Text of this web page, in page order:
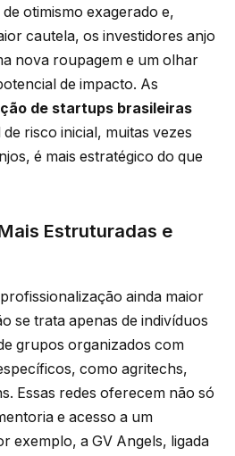
otimismo exagerado e,
cautela, os investidores anjo
nova roupagem e um olhar
de impacto. As
de startups brasileiras
risco inicial, muitas vezes
é mais estratégico do que
Estruturadas e
ainda maior
se trata apenas de indivíduos
grupos organizados com
como agritechs,
Essas redes oferecem não só
e acesso a um
exemplo, a GV Angels, ligada